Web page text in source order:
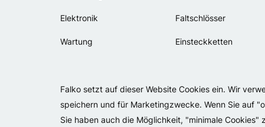
Falko setzt auf dieser Website Cookies ein. Wir
speichern und für Marketingzwecke. Wenn Sie auf
Sie haben auch die Möglichkeit, "minimale Cookies"
Elektronik
Wartung
Faltschlösser
Einsteckketten